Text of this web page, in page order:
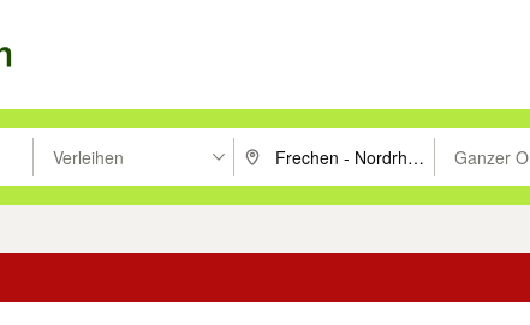
um zu suchen, oder Vorschläge mit den Pfeiltasten nach
Verleihen PLZ oder Ort eingeben. Ganzer
Suche im